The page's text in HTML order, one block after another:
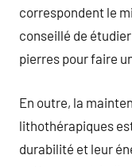
correspondent le
conseillé de
pierres pour faire
En outre, la
lithothérapiques
durabilité et leur